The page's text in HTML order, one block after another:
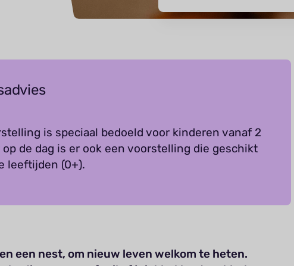
is speciaal bedoeld voor kinderen vanaf 2
op de dag is er ook een voorstelling die geschikt
leeftijden (0+).
een nest, om nieuw leven welkom te heten.